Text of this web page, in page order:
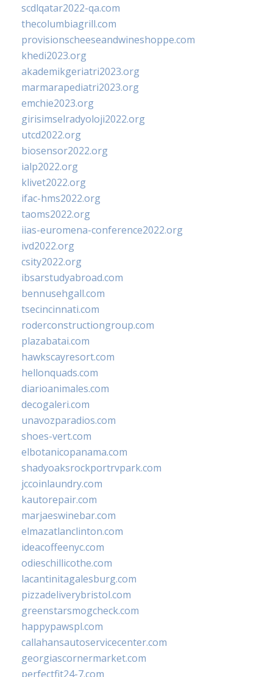
scdlqatar2022-qa.com
thecolumbiagrill.com
provisionscheeseandwineshoppe.com
khedi2023.org
akademikgeriatri2023.org
marmarapediatri2023.org
emchie2023.org
girisimselradyoloji2022.org
utcd2022.org
biosensor2022.org
ialp2022.org
klivet2022.org
ifac-hms2022.org
taoms2022.org
iias-euromena-conference2022.org
ivd2022.org
csity2022.org
ibsarstudyabroad.com
bennusehgall.com
tsecincinnati.com
roderconstructiongroup.com
plazabatai.com
hawkscayresort.com
hellonquads.com
diarioanimales.com
decogaleri.com
unavozparadios.com
shoes-vert.com
elbotanicopanama.com
shadyoaksrockportrvpark.com
jccoinlaundry.com
kautorepair.com
marjaeswinebar.com
elmazatlanclinton.com
ideacoffeenyc.com
odieschillicothe.com
lacantinitagalesburg.com
pizzadeliverybristol.com
greenstarsmogcheck.com
happypawspl.com
callahansautoservicecenter.com
georgiascornermarket.com
perfectfit24-7.com